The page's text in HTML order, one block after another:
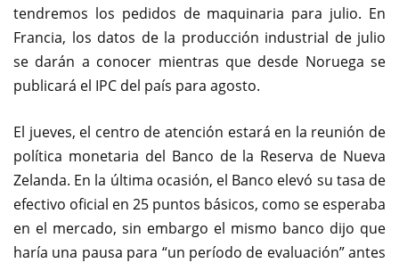
tendremos los pedidos de maquinaria para julio. En
Francia, los datos de la producción industrial de julio
se darán a conocer mientras que desde Noruega se
publicará el IPC del país para agosto.
El jueves, el centro de atención estará en la reunión de
política monetaria del Banco de la Reserva de Nueva
Zelanda. En la última ocasión, el Banco elevó su tasa de
efectivo oficial en 25 puntos básicos, como se esperaba
en el mercado, sin embargo el mismo banco dijo que
haría una pausa para “un período de evaluación” antes